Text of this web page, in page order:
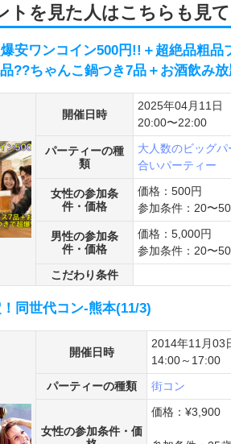
トを見た人はこちらも見
安ワンコイン500円!!＋超絶品粗品
??ちゃんこ鍋つき7品＋お酒飲み
開催日時
2025年04月11日
20:00〜22:00
パーティーの種
類
大人数のビッグパ
合いパーティー
女性の参加条
件・価格
価格：500円
参加条件：20〜
男性の参加条
件・価格
価格：5,000円
参加条件：20〜
こだわり条件
同世代コン-熊本(11/3)
開催日時
2014年11月03
14:00～17:00
パーティーの種類
街コン
女性の参加条件・価
価格：¥3,900